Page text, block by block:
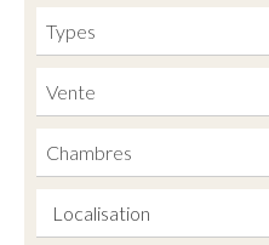
Types
Vente
Chambres
Localisation